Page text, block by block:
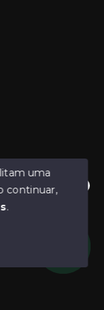
te ajudar.
os
uma
continuar,
.